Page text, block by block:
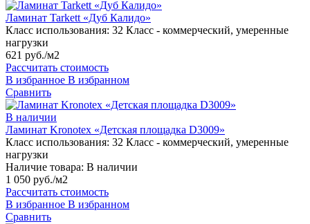
Ламинат Tarkett «Дуб Калидо»
Класс использования: 32 Класс - коммерческий, умеренные
нагрузки
621 руб./м2
Рассчитать стоимость
В избранное В избранном
Сравнить
В наличии
Ламинат Kronotex «Детская площадка D3009»
Класс использования: 32 Класс - коммерческий, умеренные
нагрузки
Наличие товара: В наличии
1 050 руб./м2
Рассчитать стоимость
В избранное В избранном
Сравнить